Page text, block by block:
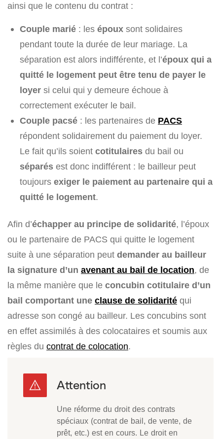
ainsi que le contenu du contrat :
Couple marié : les époux sont solidaires
pendant toute la durée de leur mariage. La
séparation est alors indifférente, et l’époux qui a
quitté le logement peut être tenu de payer le
loyer si celui qui y demeure échoue à
correctement exécuter le bail.
Couple pacsé : les partenaires de PACS
répondent solidairement du paiement du loyer.
Le fait qu’ils soient cotitulaires du bail ou
séparés est donc indifférent : le bailleur peut
toujours exiger le paiement au partenaire qui a
quitté le logement.
Afin d’échapper au principe de solidarité, l’époux
ou le partenaire de PACS qui quitte le logement
suite à une séparation peut demander au bailleur
la signature d’un avenant au bail de location, de
la même manière que le concubin cotitulaire d’un
bail comportant une clause de solidarité qui
adresse son congé au bailleur. Les concubins sont
en effet assimilés à des colocataires et soumis aux
règles du contrat de colocation.
Une réforme du droit des contrats
spéciaux (contrat de bail, de vente, de
prêt, etc.) est en cours. Le droit en